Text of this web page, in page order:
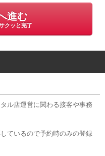
進む
クッと完了
ル店運営に関わる接客や事務
ているので予約時のみの登録